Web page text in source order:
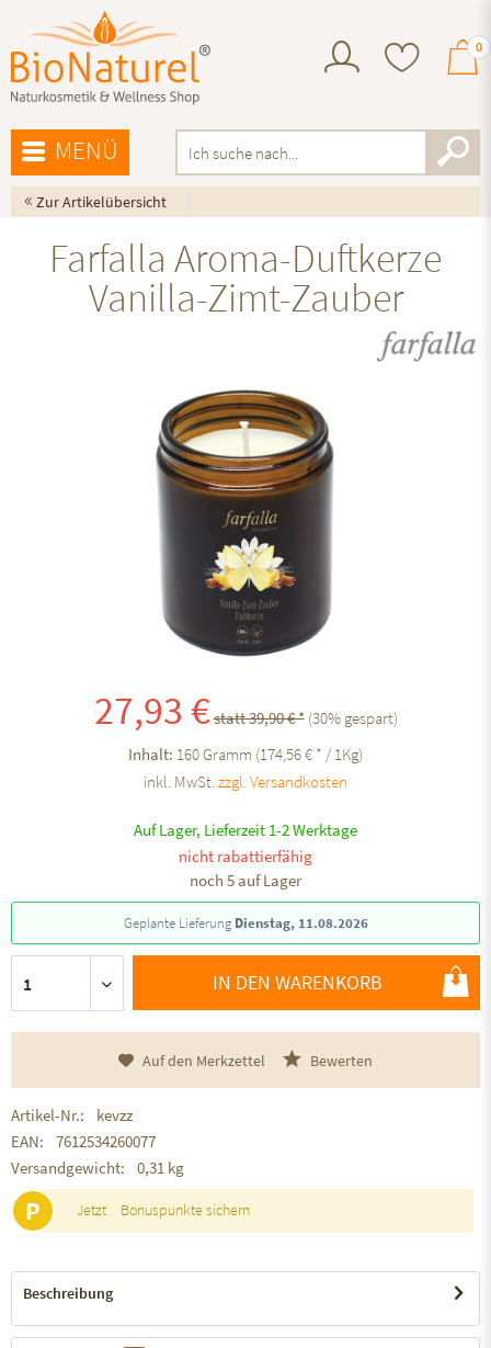
0
MENÜ
« Zur Artikelübersicht
Farfalla Aroma-Duftkerze
Vanilla-Zimt-Zauber
27,93 €statt 39,90 € * (30% gespart)
Inhalt: 160 Gramm (174,56 € * / 1Kg)
inkl. MwSt.zzgl. Versandkosten
Auf Lager, Lieferzeit 1-2 Werktage
nicht rabattierfähig
noch 5 auf Lager
Geplante Lieferung Dienstag, 11.08.2026
IN DEN WARENKORB
Auf den Merkzettel Bewerten
Artikel-Nr.:
kevzz
EAN:
7612534260077
Versandgewicht:
0,31 kg
P Jetzt Bonuspunkte sichern
Beschreibung